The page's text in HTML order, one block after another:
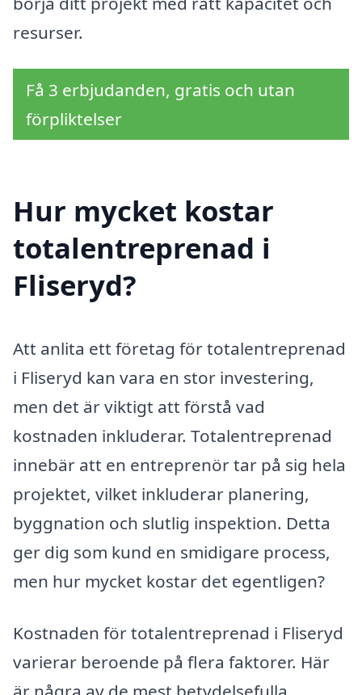
resurser.
Få 3 erbjudanden, gratis och utan
förpliktelser
Hur mycket kostar
totalentreprenad i
Fliseryd?
Att anlita ett företag för totalentreprenad
i Fliseryd kan vara en stor investering,
men det är viktigt att förstå vad
kostnaden inkluderar. Totalentreprenad
innebär att en entreprenör tar på sig hela
projektet, vilket inkluderar planering,
byggnation och slutlig inspektion. Detta
ger dig som kund en smidigare process,
men hur mycket kostar det egentligen?
Kostnaden för totalentreprenad i Fliseryd
varierar beroende på flera faktorer. Här